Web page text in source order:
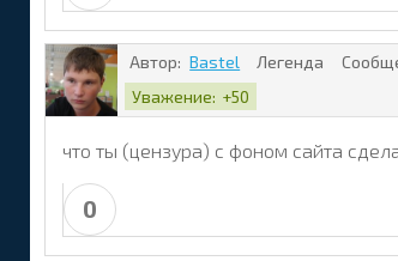
Автор: Bastel Легенда
Уважение: +50
что ты (цензура) с фоном сайта
0